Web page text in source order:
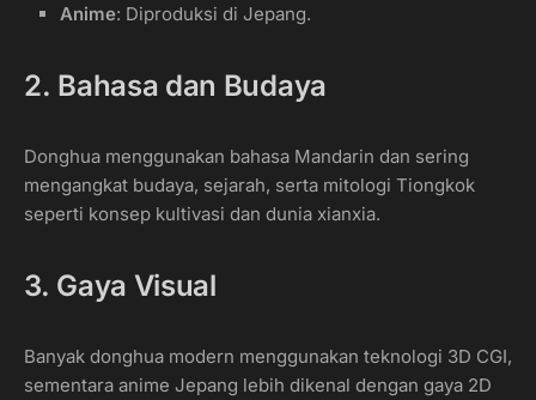
Anime: Diproduksi di Jepang.
2. Bahasa dan Budaya
Donghua menggunakan bahasa Mandarin dan sering
mengangkat budaya, sejarah, serta mitologi Tiongkok
seperti konsep kultivasi dan dunia xianxia.
3. Gaya Visual
Banyak donghua modern menggunakan teknologi 3D CGI,
sementara anime Jepang lebih dikenal dengan gaya 2D